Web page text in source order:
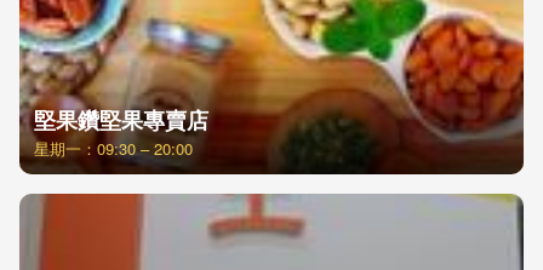
堅果鑽堅果專賣店
星期一：09:30 – 20:00